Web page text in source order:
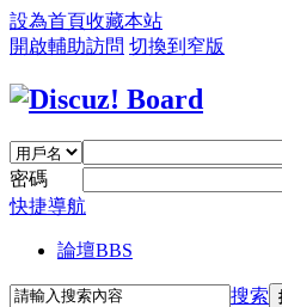
設為首頁收藏本站
開啟輔助訪問 切換到窄版
密碼
快捷導航
論壇BBS
搜索